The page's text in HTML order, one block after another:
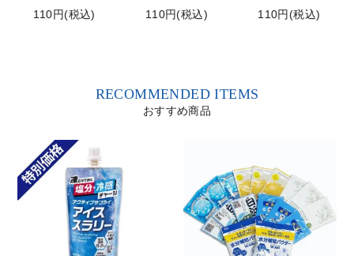
110円(税込) 110円(税込) 110円(税込)
RECOMMENDED ITEMS
おすすめ商品